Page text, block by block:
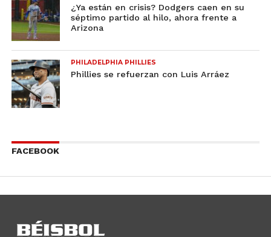
¿Ya están en crisis? Dodgers caen en su
séptimo partido al hilo, ahora frente a
Arizona
PHILADELPHIA PHILLIES
Phillies se refuerzan con Luis Arráez
FACEBOOK